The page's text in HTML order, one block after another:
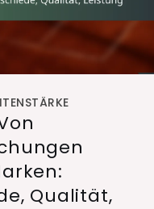
Qualität,